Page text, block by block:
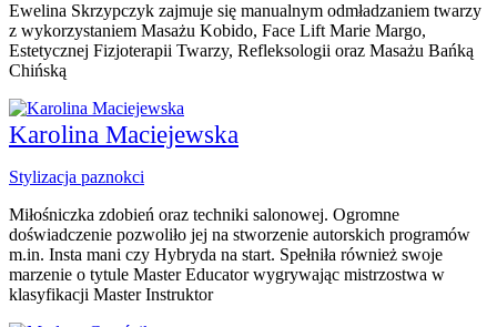
Ewelina Skrzypczyk zajmuje się manualnym odmładzaniem twarzy
z wykorzystaniem Masażu Kobido, Face Lift Marie Margo,
Estetycznej Fizjoterapii Twarzy, Refleksologii oraz Masażu Bańką
Chińską
Karolina Maciejewska
Stylizacja paznokci
Miłośniczka zdobień oraz techniki salonowej. Ogromne
doświadczenie pozwoliło jej na stworzenie autorskich programów
m.in. Insta mani czy Hybryda na start. Spełniła również swoje
marzenie o tytule Master Educator wygrywając mistrzostwa w
klasyfikacji Master Instruktor